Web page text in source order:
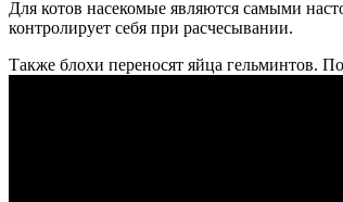
Для котов насекомые являются самыми
контролирует себя при расчесывании.
Также блохи переносят яйца гельминтов.